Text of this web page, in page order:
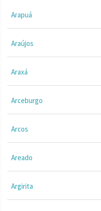
Arapuá
Araújos
Araxá
Arceburgo
Arcos
Areado
Argirita